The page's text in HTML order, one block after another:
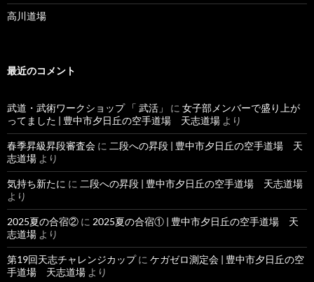
高川道場
最近のコメント
武道・武術ワークショップ 「 武活」 に 女子部メンバーで盛り上が
ってました | 豊中市夕日丘の空手道場 天志道場 より
春季昇級昇段審査会 に 二段への昇段 | 豊中市夕日丘の空手道場 天
志道場 より
気持ち新たに に 二段への昇段 | 豊中市夕日丘の空手道場 天志道場
より
2025夏の合宿② に 2025夏の合宿① | 豊中市夕日丘の空手道場 天
志道場 より
第19回天志チャレンジカップに ケガゼロ測定会 | 豊中市夕日丘の空
手道場 天志道場 より